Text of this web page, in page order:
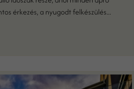
érkezés, a nyugodt felkészülés...